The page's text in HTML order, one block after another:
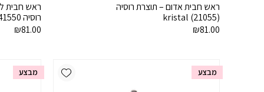
ראש חבית אדום – תוצרת רוסיה
(21055) kristal
₪81.00
ראש חבית
רוסיה 41550 (ירוק) kristal
₪81.00
Add wishlist מבצע מבצע